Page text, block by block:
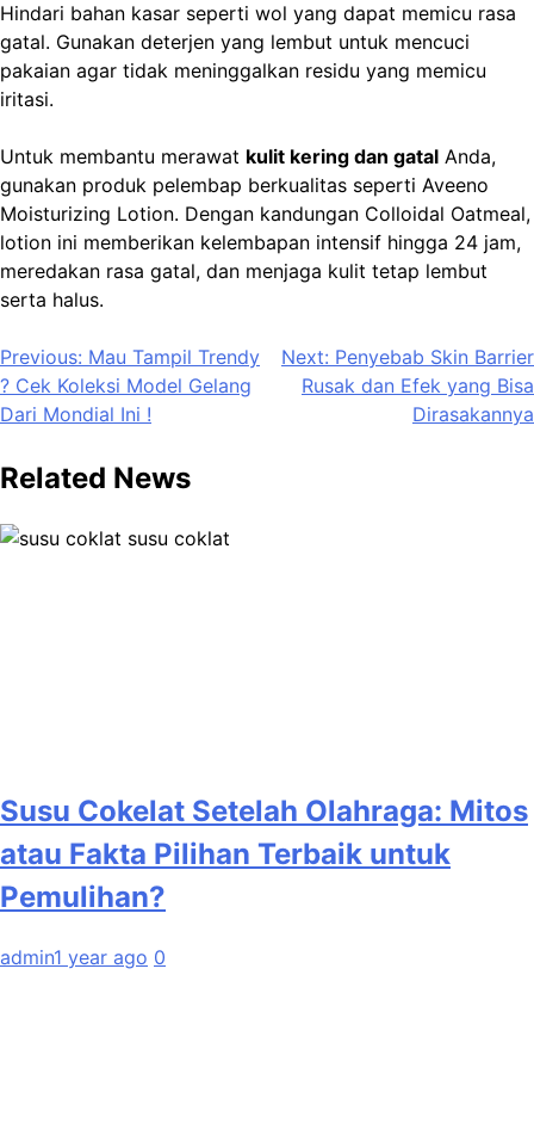
Hindari bahan kasar seperti wol yang dapat memicu rasa
gatal. Gunakan deterjen yang lembut untuk mencuci
pakaian agar tidak meninggalkan residu yang memicu
iritasi.
Untuk membantu merawat kulit kering dan gatal Anda,
gunakan produk pelembap berkualitas seperti Aveeno
Moisturizing Lotion. Dengan kandungan Colloidal Oatmeal,
lotion ini memberikan kelembapan intensif hingga 24 jam,
meredakan rasa gatal, dan menjaga kulit tetap lembut
serta halus.
Post
navigation
Previous: Mau Tampil Trendy
? Cek Koleksi Model Gelang
Dari Mondial Ini !
Next: Penyebab Skin Barrier
Rusak dan Efek yang Bisa
Dirasakannya
Related News
susu coklat
Susu Cokelat Setelah Olahraga: Mitos
atau Fakta Pilihan Terbaik untuk
Pemulihan?
admin1 year ago 0